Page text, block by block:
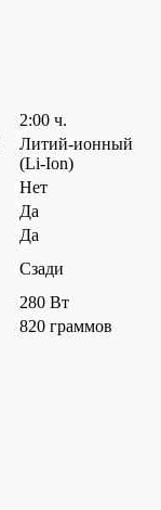
2:00 ч.
Литий-ионный
(Li-Ion)
Нет
Да
Да
Сзади
280 Вт
820 граммов